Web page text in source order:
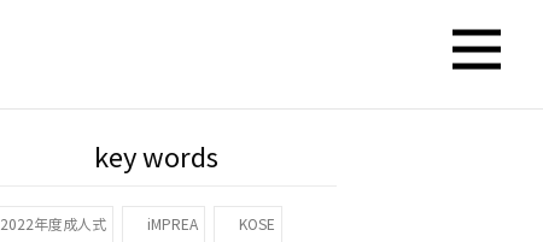
key words
2022年度成人式 iMPREA KOSE